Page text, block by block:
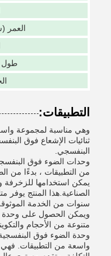
العمر
طول
التطبيقات:
وهي مناسبة لمجموعة
البنفسجي.
من التطبيقات ، بدءًا من
يمكن استخدامها للزخرفة
الصناعية.هذا المنتج يوفر
سنوات من الخدمة
ويمكن الحصول على وحدة
متنوعة من الأحجام
واسعة من التطبيقات.